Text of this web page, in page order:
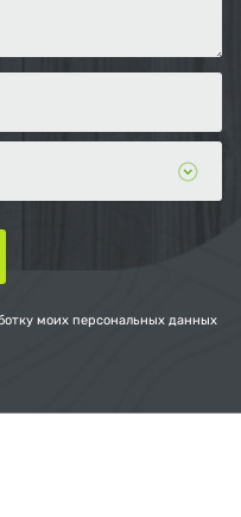
моих персональных данных